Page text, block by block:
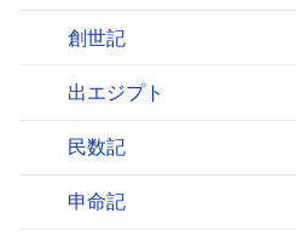
創世記
出エジプト
民数記
申命記